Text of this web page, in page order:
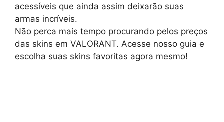
acessíveis que ainda assim deixarão suas
armas incríveis.
Não perca mais tempo procurando pelos preços
das skins em VALORANT. Acesse nosso guia e
escolha suas skins favoritas agora mesmo!